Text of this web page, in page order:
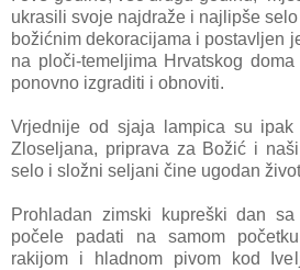
ukrasili svoje najdraže i najlipše
božićnim dekoracijama i postavljen
na ploči-temeljima Hrvatskog
ponovno izgraditi i obnoviti.
Vrjednije od sjaja lampica su
Zloseljana, priprava za Božić i naši
selo i složni seljani čine ugodan
Prohladan zimski kupreški dan
počele padati na samom
rakijom i hladnom pivom kod